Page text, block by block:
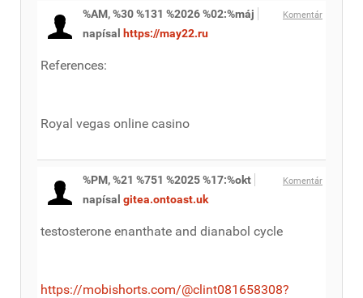
Komentár
%AM, %30 %131 %2026 %02:%máj
napísal
https://may22.ru
References:
Royal vegas online casino
Komentár
%PM, %21 %751 %2025 %17:%okt
napísal gitea.ontoast.uk
testosterone enanthate and dianabol cycle
https://mobishorts.com/@clint081658308?